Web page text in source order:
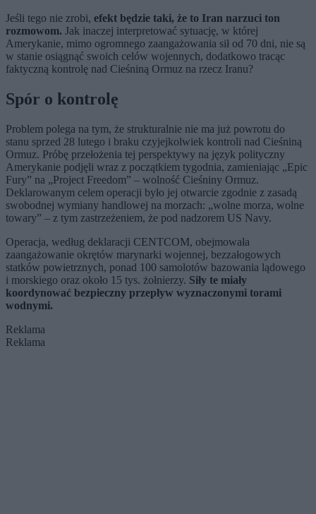
Jeśli tego nie zrobi, efekt będzie taki, że to Iran narzuci ton
rozmowom. Jak inaczej interpretować sytuację, w której
Amerykanie, mimo ogromnego zaangażowania sił od 70 dni, nie są
w stanie osiągnąć swoich celów wojennych, dodatkowo tracąc
faktyczną kontrolę nad Cieśniną Ormuz na rzecz Iranu?
Spór o kontrolę
Problem polega na tym, że strukturalnie nie ma już powrotu do
stanu sprzed 28 lutego i braku czyjejkolwiek kontroli nad Cieśniną
Ormuz. Próbę przełożenia tej perspektywy na język polityczny
Amerykanie podjęli wraz z początkiem tygodnia, zamieniając „Epic
Fury” na „Project Freedom” – wolność Cieśniny Ormuz.
Deklarowanym celem operacji było jej otwarcie zgodnie z zasadą
swobodnej wymiany handlowej na morzach: „wolne morza, wolne
towary” – z tym zastrzeżeniem, że pod nadzorem US Navy.
Operacja, według deklaracji CENTCOM, obejmowała
zaangażowanie okrętów marynarki wojennej, bezzałogowych
statków powietrznych, ponad 100 samolotów bazowania lądowego
i morskiego oraz około 15 tys. żołnierzy. Siły te miały
koordynować bezpieczny przepływ wyznaczonymi torami
wodnymi.
Reklama
Reklama